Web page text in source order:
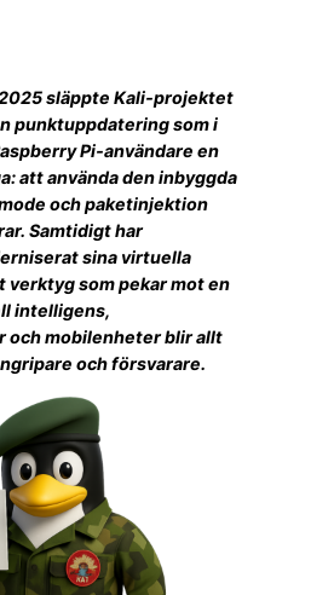
släppte Kali‑projektet
punktuppdatering som i
Pi‑användare en
att använda den inbyggda
och paketinjektion
Samtidigt har
sina virtuella
verktyg som pekar mot en
intelligens,
och mobilenheter blir allt
och försvarare.